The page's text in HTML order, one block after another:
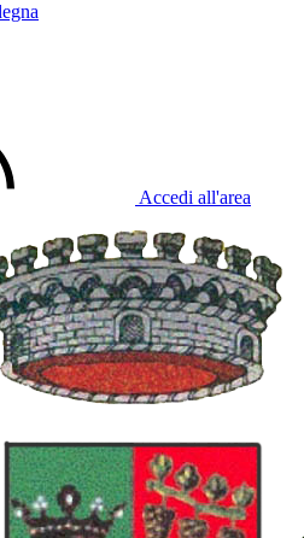
Accedi all'area